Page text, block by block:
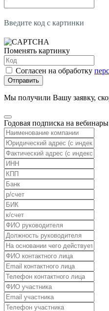
Введите код с картинки
Поменять картинку
Согласен на обработку
Отправить
Мы получили Вашу заявку,
Годовая подписка на вебинары